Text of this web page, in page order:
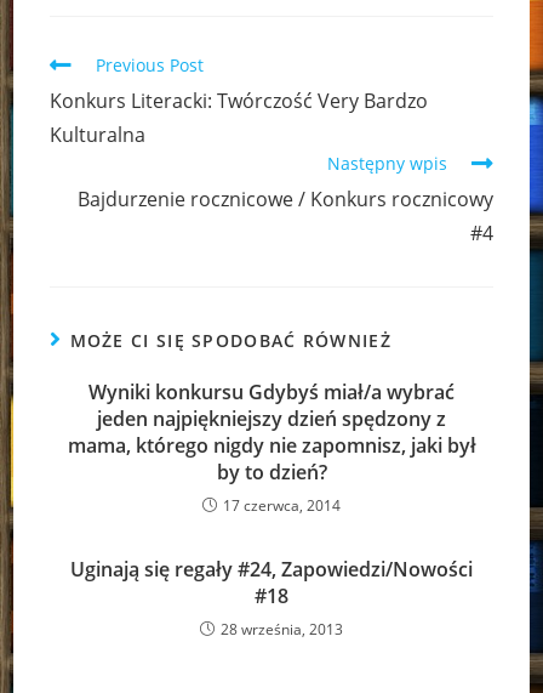
Read
articles
Previous Post
Konkurs Literacki: Twórczość Very Bardzo
Kulturalna
Następny wpis
Bajdurzenie rocznicowe / Konkurs rocznicowy
#4
MOŻE CI SIĘ SPODOBAĆ RÓWNIEŻ
Wyniki konkursu Gdybyś miał/a wybrać
jeden najpiękniejszy dzień spędzony z
mama, którego nigdy nie zapomnisz, jaki był
by to dzień?
17 czerwca, 2014
Uginają się regały #24, Zapowiedzi/Nowości
#18
28 września, 2013